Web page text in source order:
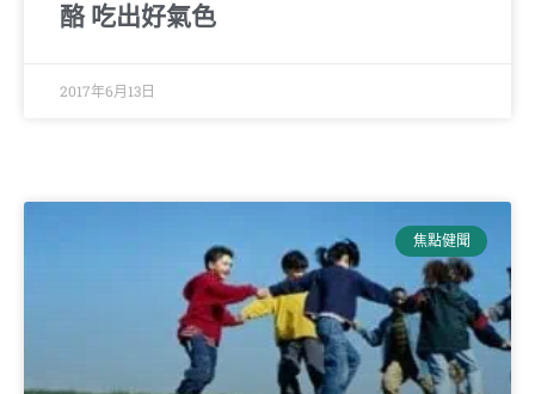
酪 吃出好氣色
2017年6月13日
焦點健聞